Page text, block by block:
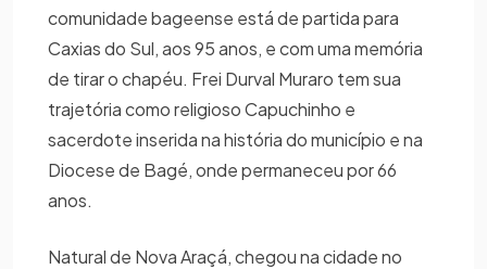
comunidade bageense está de partida para
Caxias do Sul, aos 95 anos, e com uma memória
de tirar o chapéu. Frei Durval Muraro tem sua
trajetória como religioso Capuchinho e
sacerdote inserida na história do município e na
Diocese de Bagé, onde permaneceu por 66
anos.
Natural de Nova Araçá, chegou na cidade no